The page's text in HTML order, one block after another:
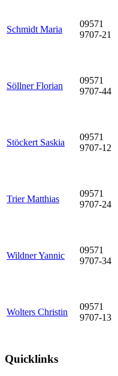
Schmidt Maria
09571
9707-21
Söllner Florian
09571
9707-44
Stöckert Saskia
09571
9707-12
Trier Matthias
09571
9707-24
Wildner Yannic
09571
9707-34
Wolters Christin
09571
9707-13
Quicklinks